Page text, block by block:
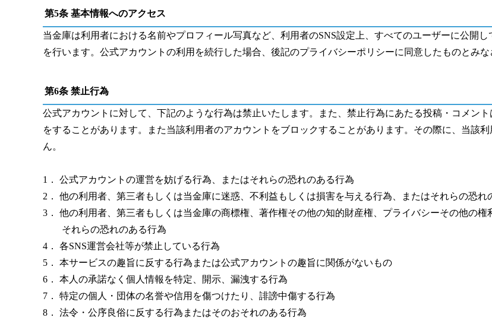
第5条 基本情報へのアクセス
当金庫は利用者における名前やプロフィール写真など、利用者のSNS設定上、すべてのユーザーに公開し
を行います。公式アカウントの利用を続行した場合、後記のプライバシーポリシーに同意したものとみな
第6条 禁止行為
公式アカウントに対して、下記のような行為は禁止いたします。また、禁止行為にあたる投稿・コメン
をすることがあります。また当該利用者のアカウントをブロックすることがあります。その際に、当該
ん。
1 ． 公式アカウントの運営を妨げる行為、またはそれらの恐れのある行為
2 ． 他の利用者、第三者もしくは当金庫に迷惑、不利益もしくは損害を与える行為、またはそれらの恐れ
3 ． 他の利用者、第三者もしくは当金庫の商標権、著作権その他の知的財産権、プライバシーその他の権
それらの恐れのある行為
4 ． 各SNS運営会社等が禁止している行為
5 ． 本サービスの趣旨に反する行為または公式アカウントの趣旨に関係がないもの
6 ． 本人の承諾なく個人情報を特定、開示、漏洩する行為
7 ． 特定の個人・団体の名誉や信用を傷つけたり、誹謗中傷する行為
8 ． 法令・公序良俗に反する行為またはそのおそれのある行為